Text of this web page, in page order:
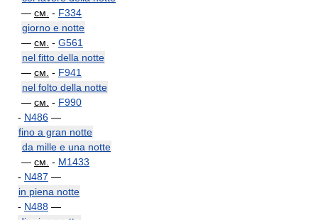
— см. - F334
giorno e notte
— см. - G561
nel fitto della notte
— см. - F941
nel folto della notte
— см. - F990
- N486 —
fino a gran notte
da mille e una notte
— см. - M1433
- N487 —
in piena notte
- N488 —